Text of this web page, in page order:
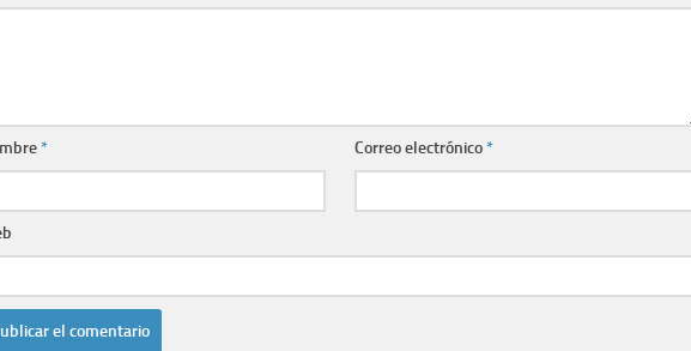
* Correo electrónico*